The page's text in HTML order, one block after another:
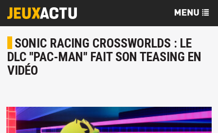
SONIC RACING CROSSWORLDS : LE
DLC "PAC-MAN" FAIT SON TEASING EN
VIDÉO